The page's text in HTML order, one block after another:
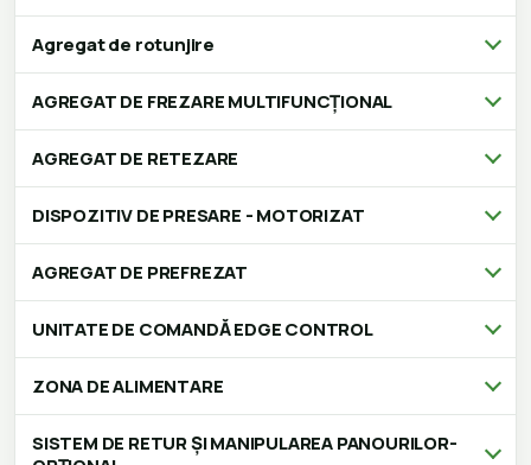
Agregat de rotunjire
AGREGAT DE FREZARE MULTIFUNCȚIONAL
AGREGAT DE RETEZARE
DISPOZITIV DE PRESARE - MOTORIZAT
AGREGAT DE PREFREZAT
UNITATE DE COMANDĂ EDGE CONTROL
ZONA DE ALIMENTARE
SISTEM DE RETUR ȘI MANIPULAREA PANOURILOR-